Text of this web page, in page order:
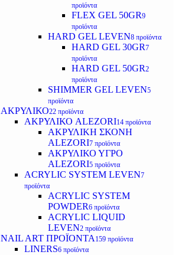
προϊόντα
FLEX GEL 50GR9
προϊόντα
HARD GEL LEVEN8 προϊόντα
HARD GEL 30GR7
προϊόντα
HARD GEL 50GR2
προϊόντα
SHIMMER GEL LEVEN5
προϊόντα
ΑΚΡΥΛΙΚΟ22 προϊόντα
ΑΚΡΥΛΙΚΟ ALEZORI14 προϊόντα
ΑΚΡΥΛΙΚΗ ΣΚΟΝΗ
ALEZORI7 προϊόντα
ΑΚΡΥΛΙΚΟ ΥΓΡΟ
ALEZORI5 προϊόντα
ACRYLIC SYSTEM LEVEN7
προϊόντα
ACRYLIC SYSTEM
POWDER6 προϊόντα
ACRYLIC LIQUID
LEVEN2 προϊόντα
NAIL ART ΠΡΟΪΟΝΤΑ 159 προϊόντα
LINERS6 προϊόντα